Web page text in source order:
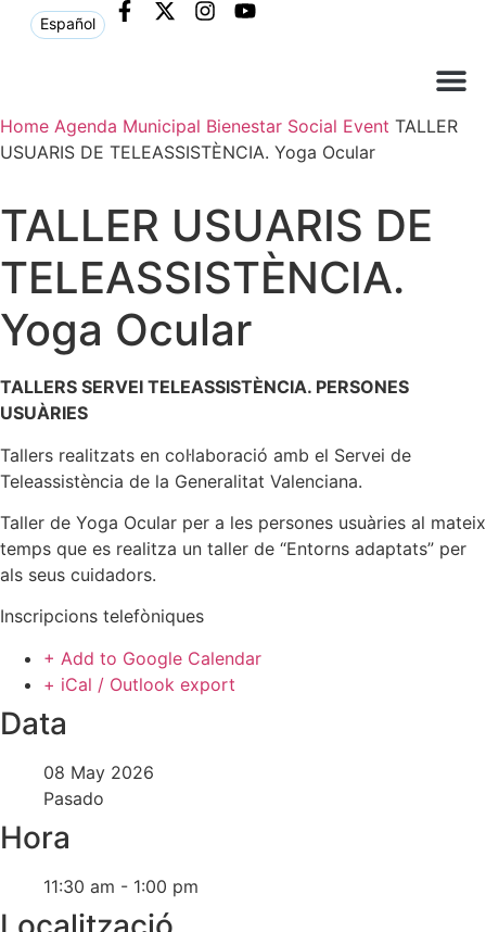
Español
Home Agenda Municipal Bienestar Social Event TALLER
USUARIS DE TELEASSISTÈNCIA. Yoga Ocular
TALLER USUARIS DE
TELEASSISTÈNCIA.
Yoga Ocular
TALLERS SERVEI TELEASSISTÈNCIA. PERSONES
USUÀRIES
Tallers realitzats en col·laboració amb el Servei de
Teleassistència de la Generalitat Valenciana.
Taller de Yoga Ocular per a les persones usuàries al mateix
temps que es realitza un taller de “Entorns adaptats” per
als seus cuidadors.
Inscripcions telefòniques
+ Add to Google Calendar
+ iCal / Outlook export
Data
08 May 2026
Pasado
Hora
11:30 am - 1:00 pm